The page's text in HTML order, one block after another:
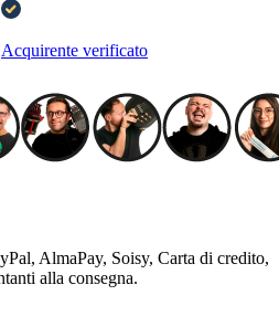
Acquirente verificato
AlmaPay, Soisy, Carta di credito,
alla consegna.